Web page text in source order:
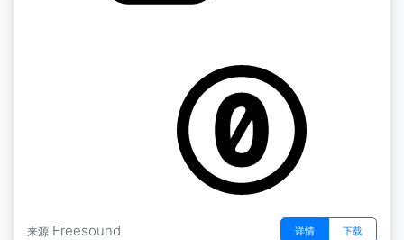
来源 Freesound 详情 下载